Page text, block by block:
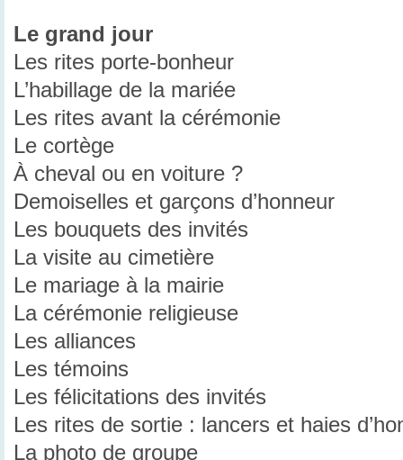
Le grand jour
Les rites porte-bonheur
L’habillage de la mariée
Les rites avant la cérémonie
Le cortège
À cheval ou en voiture ?
Demoiselles et garçons d’honneur
Les bouquets des invités
La visite au cimetière
Le mariage à la mairie
La cérémonie religieuse
Les alliances
Les témoins
Les félicitations des invités
Les rites de sortie : lancers et haies
La photo de groupe